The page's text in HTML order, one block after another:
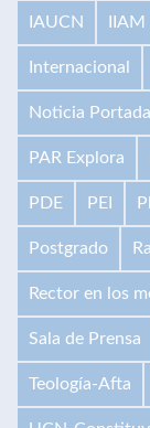
IAUCN IIAM
Internacional
Noticia Portada
PAR Explora
PDE PEI
Postgrado
Rector en los
Sala de Prensa
Teología-Afta